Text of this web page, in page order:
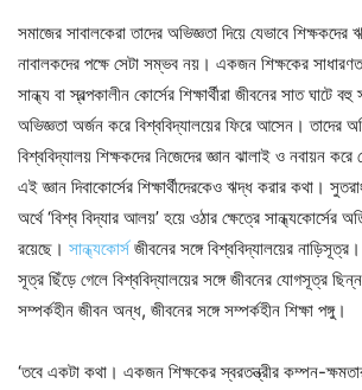
সমাজের সাবালকেরা তাদের অভিজ্ঞতা দিয়ে যেভাবে
নাবালকদের পক্ষে সেটা সম্ভব নয়। একজন শিক্ষকের সাধারণত
সান্ধ্য বা স্বল্পকালীন কোর্সের শিক্ষার্থীরা জীবনের সাত ঘাটে
অভিজ্ঞতা অর্জন করে বিশ্ববিদ্যালয়ের ফিরে আসেন। তাদের
বিশ্ববিদ্যালয় শিক্ষকদের নিজেদের জ্ঞান ঝালাই ও নবায়ন
এই জ্ঞান দিবাকোর্সের শিক্ষার্থীদেরকেও ঋদ্ধ করার কথা।
অর্থে ‘বিশ্ব বিদ্যার আলয়’ হয়ে ওঠার ক্ষেত্রে সান্ধ্যকোর্সের
রয়েছে। সান্ধ্যকোর্সজীবনের সঙ্গে বিশ্ববিদ্যালয়ের
সূত্র ছিঁড়ে গেলে বিশ্ববিদ্যালয়ের সঙ্গে জীবনের যোগসূত্র
সম্পর্কহীন জীবন অন্ধ, জীবনের সঙ্গে সম্পর্কহীন শিক্ষা পঙ্গু।
‘তবে একটা কথা। একজন শিক্ষকের স্বরতন্ত্রীর কম্পন-